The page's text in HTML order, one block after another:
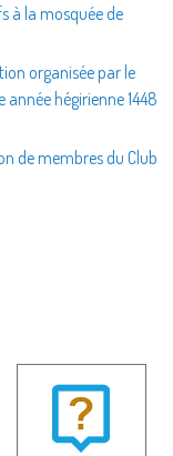
à la mosquée de
organisée par le
hégirienne 1448
de membres du Club